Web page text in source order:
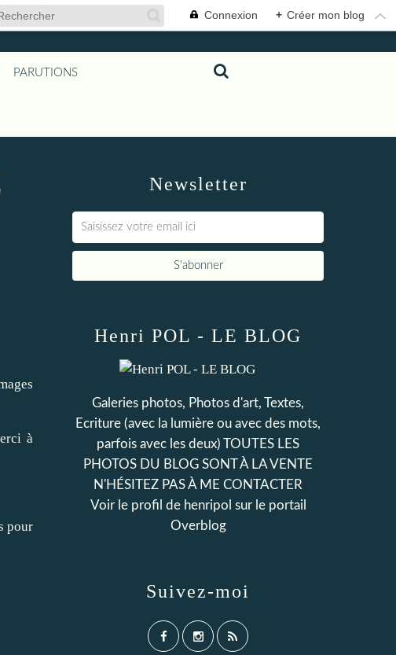
Connexion + Créer mon blog
PARUTIONS
à
pour
Newsletter
Henri POL - LE BLOG
Galeries photos, Photos d'art, Textes,
Ecriture (avec la lumière ou avec des mots,
parfois avec les deux) TOUTES LES
PHOTOS DU BLOG SONT À LA VENTE
N'HÉSITEZ PAS À ME CONTACTER
Voir le profil de henripol sur le portail
Overblog
Suivez-moi